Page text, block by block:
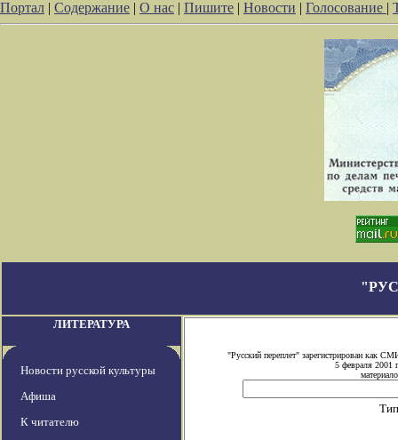
Портал | Содержание | О нас | Пишите | Новости | Голосование |
ЛИТЕРАТУРА
Новости русской культуры
Афиша
К читателю
"Русский переплет" зарегистрирован как
5 февраля 2001